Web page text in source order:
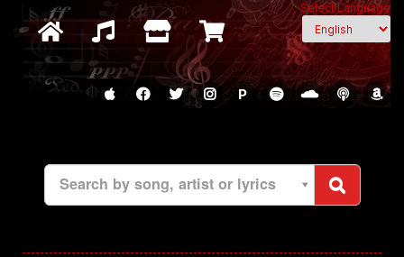
Select Language
P
Search by song, artist or lyrics